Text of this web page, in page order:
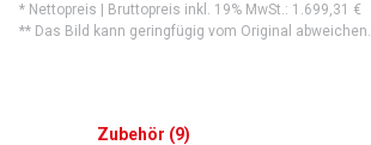
* Nettopreis | Bruttopreis inkl. 19% MwSt.: 1.699,31 €
** Das Bild kann geringfügig vom Original abweichen.
Zubehör (9)